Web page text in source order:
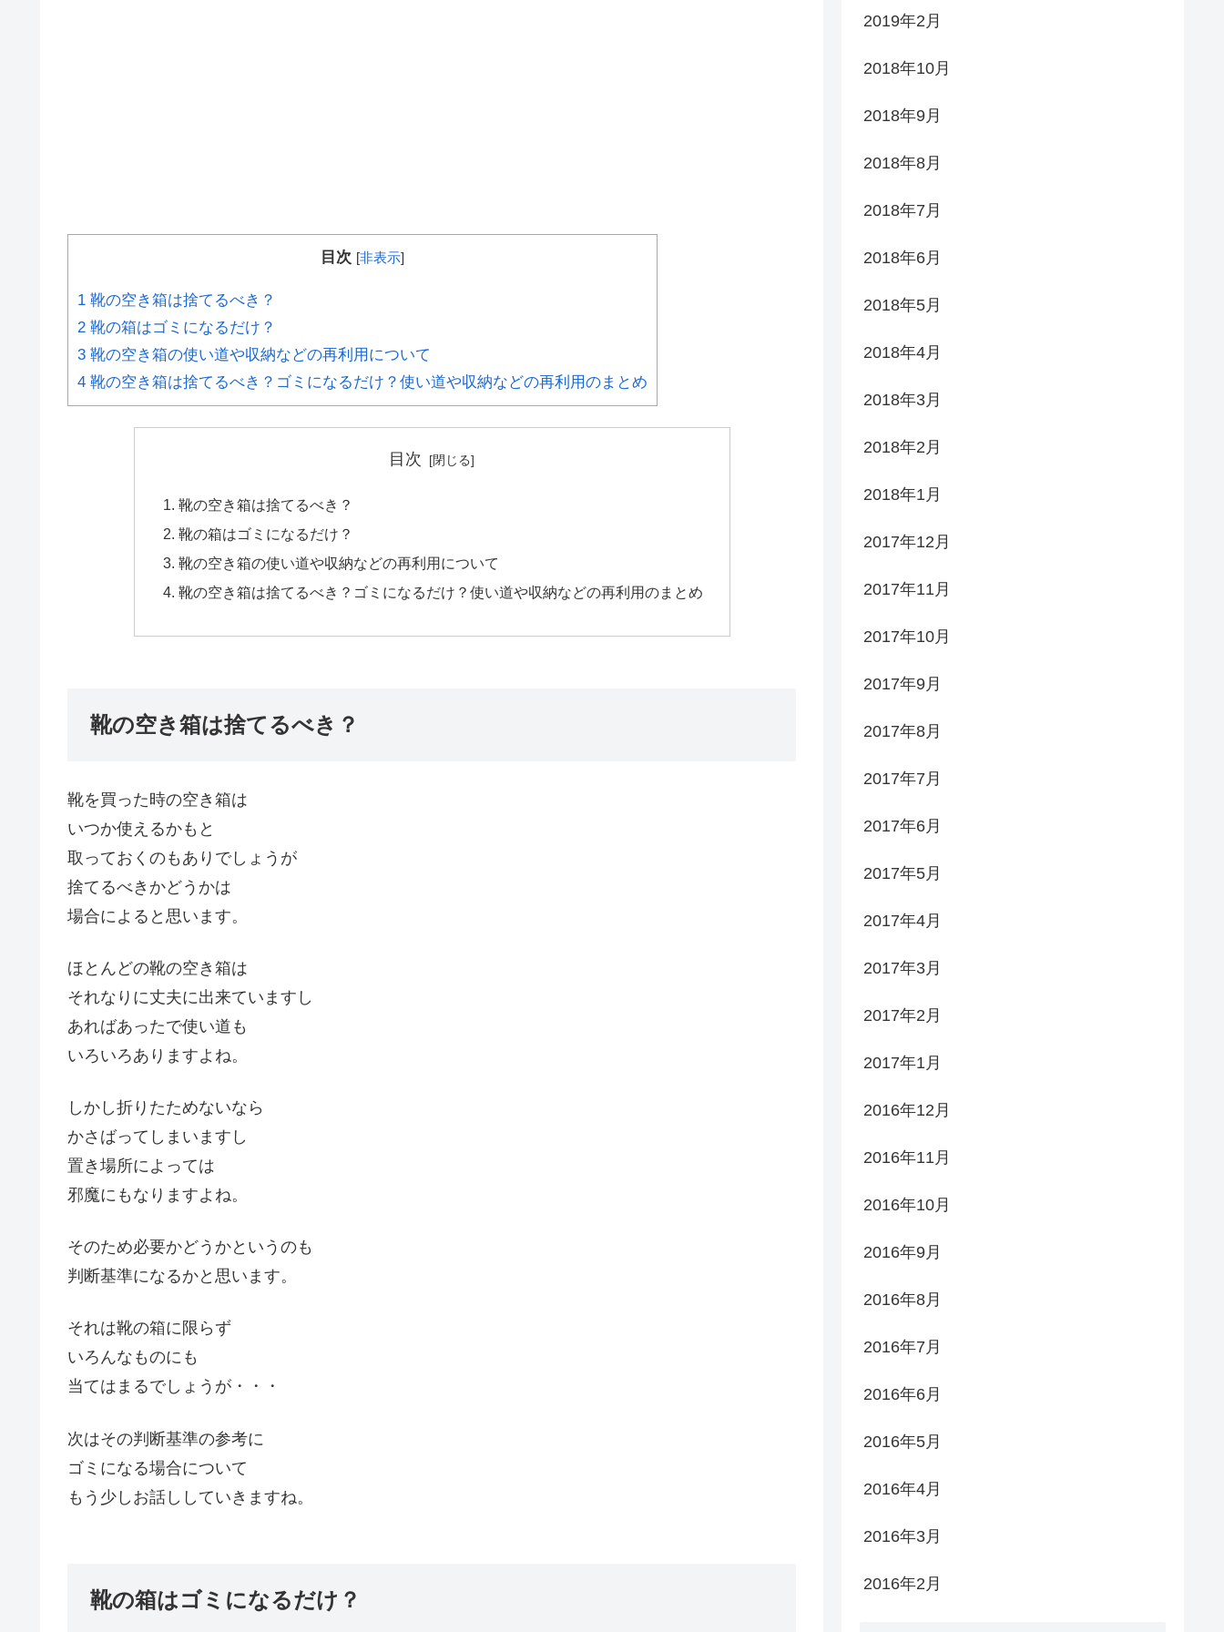
目次 [非表示]
1 靴の空き箱は捨てるべき？
2 靴の箱はゴミになるだけ？
3 靴の空き箱の使い道や収納などの再利用について
4 靴の空き箱は捨てるべき？ゴミになるだけ？使い道や収納などの再利用のまとめ
目次
靴の空き箱は捨てるべき？
靴の箱はゴミになるだけ？
靴の空き箱の使い道や収納などの再利用について
靴の空き箱は捨てるべき？ゴミになるだけ？使い道や収納などの再利用のまとめ
靴の空き箱は捨てるべき？
靴を買った時の空き箱は
いつか使えるかもと
取っておくのもありでしょうが
捨てるべきかどうかは
場合によると思います。
ほとんどの靴の空き箱は
それなりに丈夫に出来ていますし
あればあったで使い道も
いろいろありますよね。
しかし折りたためないなら
かさばってしまいますし
置き場所によっては
邪魔にもなりますよね。
そのため必要かどうかというのも
判断基準になるかと思います。
それは靴の箱に限らず
いろんなものにも
当てはまるでしょうが・・・
次はその判断基準の参考に
ゴミになる場合について
もう少しお話ししていきますね。
靴の箱はゴミになるだけ？
2019年2月
2018年10月
2018年9月
2018年8月
2018年7月
2018年6月
2018年5月
2018年4月
2018年3月
2018年2月
2018年1月
2017年12月
2017年11月
2017年10月
2017年9月
2017年8月
2017年7月
2017年6月
2017年5月
2017年4月
2017年3月
2017年2月
2017年1月
2016年12月
2016年11月
2016年10月
2016年9月
2016年8月
2016年7月
2016年6月
2016年5月
2016年4月
2016年3月
2016年2月